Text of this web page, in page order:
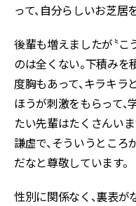
って、自分らしいお芝居
後輩も増えましたが〝こ
のは全くない。下積み
度胸もあって、キラキラ
ほうが刺激をもらって、
たい先輩はたくさんい
謙虚で、そういうとこ
だなと尊敬しています。
性別に関係なく、裏表が